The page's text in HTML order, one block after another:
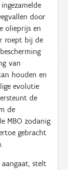
door
olieprijs en
roept bij de
van
houden en
evolutie
de
de
MBO zodanig
gebracht
stelt